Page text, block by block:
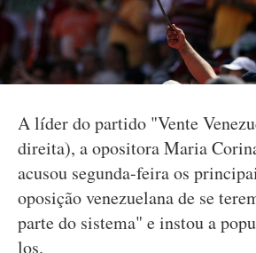
A líder do partido "Vente
direita), a opositora Maria
acusou segunda-feira os
oposição venezuelana de se
parte do sistema" e instou a
los.